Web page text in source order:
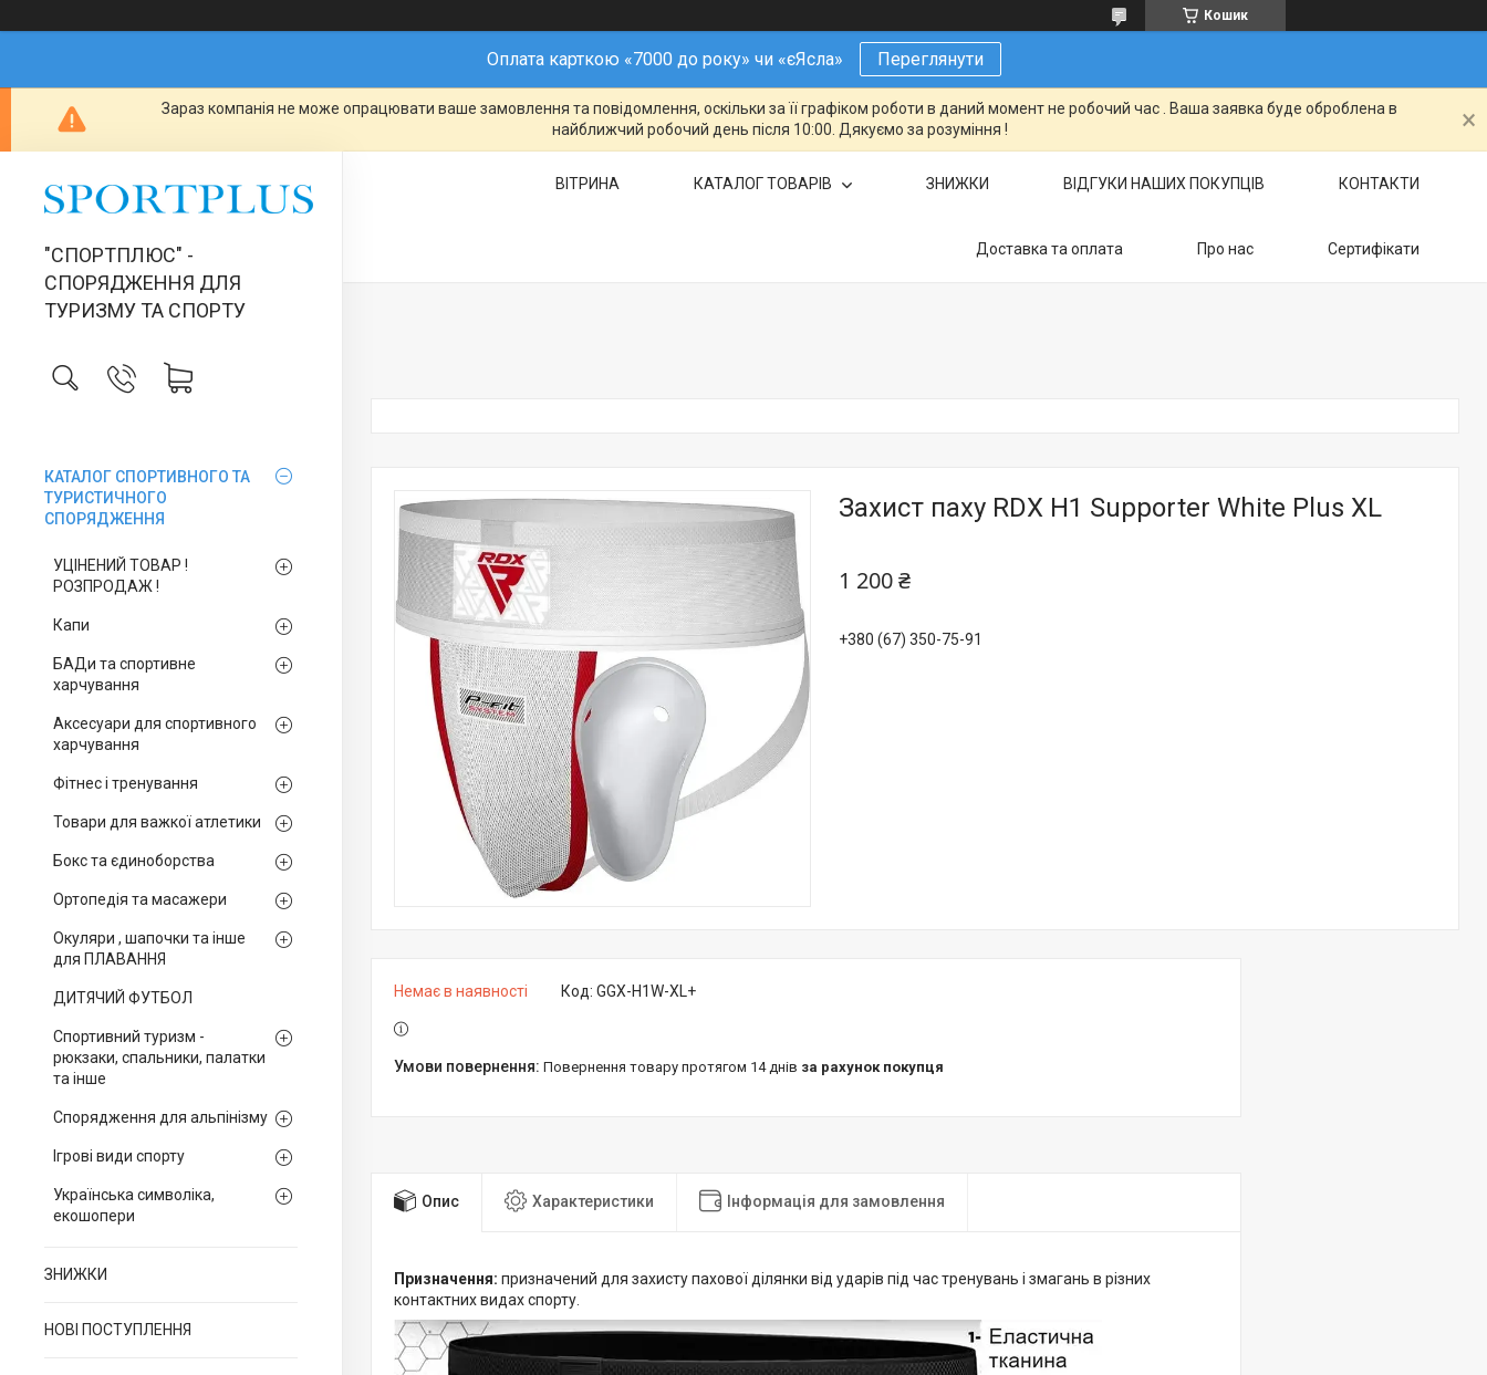
Кошик
Оплата карткою «7000 до року» чи «єЯсла» Переглянути
Зараз компанія не може опрацювати ваше замовлення та повідомлення, оскільки за її графіком роботи в даний момент не робочий час . Ваша заявка буде оброблена в
найближчий робочий день після 10:00. Дякуємо за розуміння !
"СПОРТПЛЮС" -
СПОРЯДЖЕННЯ ДЛЯ
ТУРИЗМУ ТА СПОРТУ
КАТАЛОГ СПОРТИВНОГО ТА
ТУРИСТИЧНОГО
СПОРЯДЖЕННЯ
УЦІНЕНИЙ ТОВАР !
РОЗПРОДАЖ !
Капи
БАДи та спортивне
харчування
Аксесуари для спортивного
харчування
Фітнес і тренування
Товари для важкої атлетики
Бокс та єдиноборства
Ортопедія та масажери
Окуляри , шапочки та інше
для ПЛАВАННЯ
ДИТЯЧИЙ ФУТБОЛ
Спортивний туризм -
рюкзаки, спальники, палатки
та інше
Спорядження для альпінізму
Ігрові види спорту
Українська символіка,
екошопери
ЗНИЖКИ
НОВІ ПОСТУПЛЕННЯ
ВІТРИНА КАТАЛОГ ТОВАРІВ ЗНИЖКИ ВІДГУКИ НАШИХ ПОКУПЦІВ КОНТАКТИ
Доставка та оплата Про нас Сертифікати
Захист паху RDX H1 Supporter White Plus XL
1 200 ₴
+380 (67) 350-75-91
Немає в наявності Код: GGX-H1W-XL+
повернення товару протягом 14 днів за рахунок покупця
Опис Характеристики Інформація для замовлення
Призначення: призначений для захисту пахової ділянки від ударів під час тренувань і змагань в різних
контактних видах спорту.